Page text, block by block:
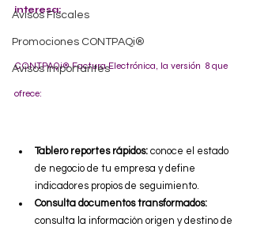
Avisos Fiscales
Promociones CONTPAQi®
Avisos Importantes
interesa;
CONTPAQi® Factura Electrónica, la versión  8 que
ofrece:
Tablero reportes rápidos: conoce el estado
de negocio de tu empresa y define
indicadores propios de seguimiento.
Consulta documentos transformados:
consulta la información origen y destino de